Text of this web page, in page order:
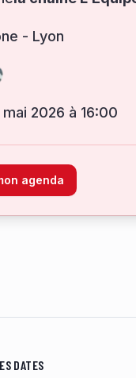
- Lyon
mai 2026 à 16:00
agenda
DATES